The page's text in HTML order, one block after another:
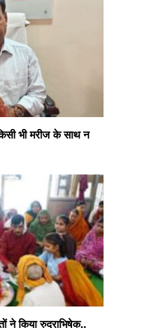
भी मरीज के साथ न
ने किया रुद्राभिषेक,,